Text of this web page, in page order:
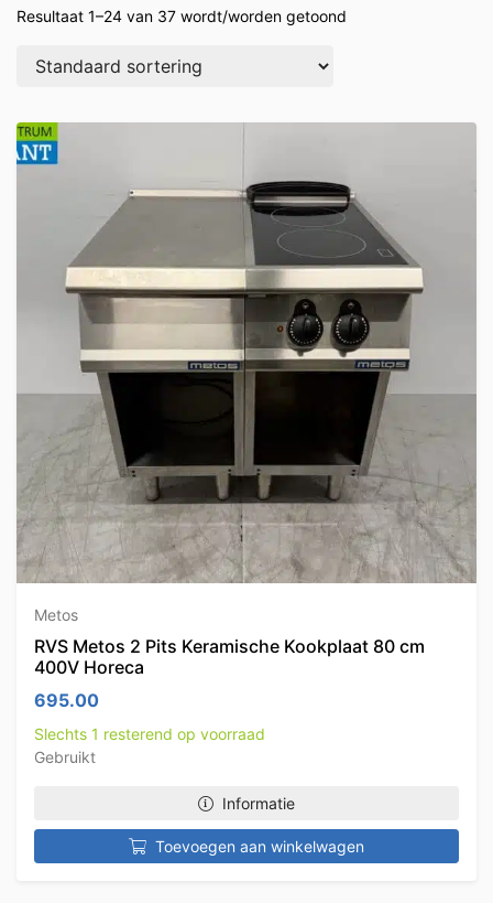
Resultaat 1–24 van 37 wordt/worden getoond
Metos
RVS Metos 2 Pits Keramische Kookplaat 80 cm
400V Horeca
695.00
Slechts 1 resterend op voorraad
Gebruikt
Informatie
Toevoegen aan winkelwagen